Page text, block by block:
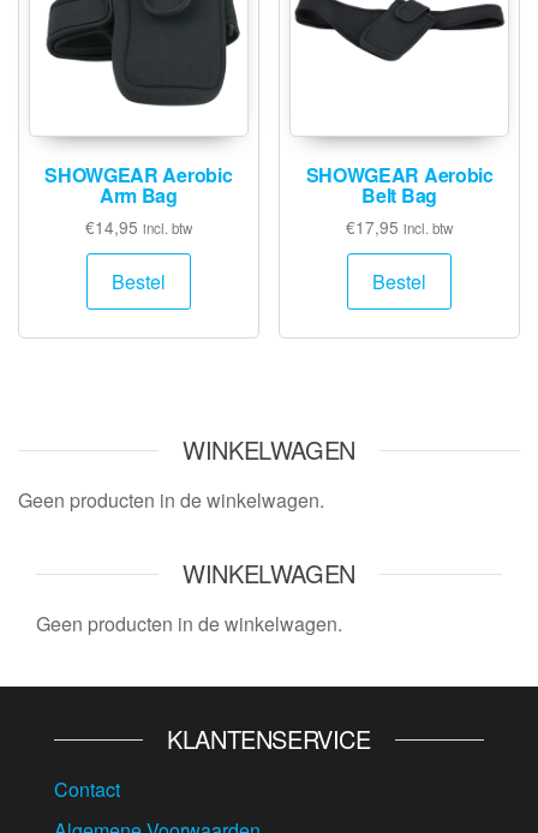
SHOWGEAR Aerobic
Arm Bag
€14,95 incl. btw
Bestel
SHOWGEAR Aerobic
Belt Bag
€17,95 incl. btw
Bestel
WINKELWAGEN
Geen producten in de winkelwagen.
WINKELWAGEN
Geen producten in de winkelwagen.
KLANTENSERVICE
Contact